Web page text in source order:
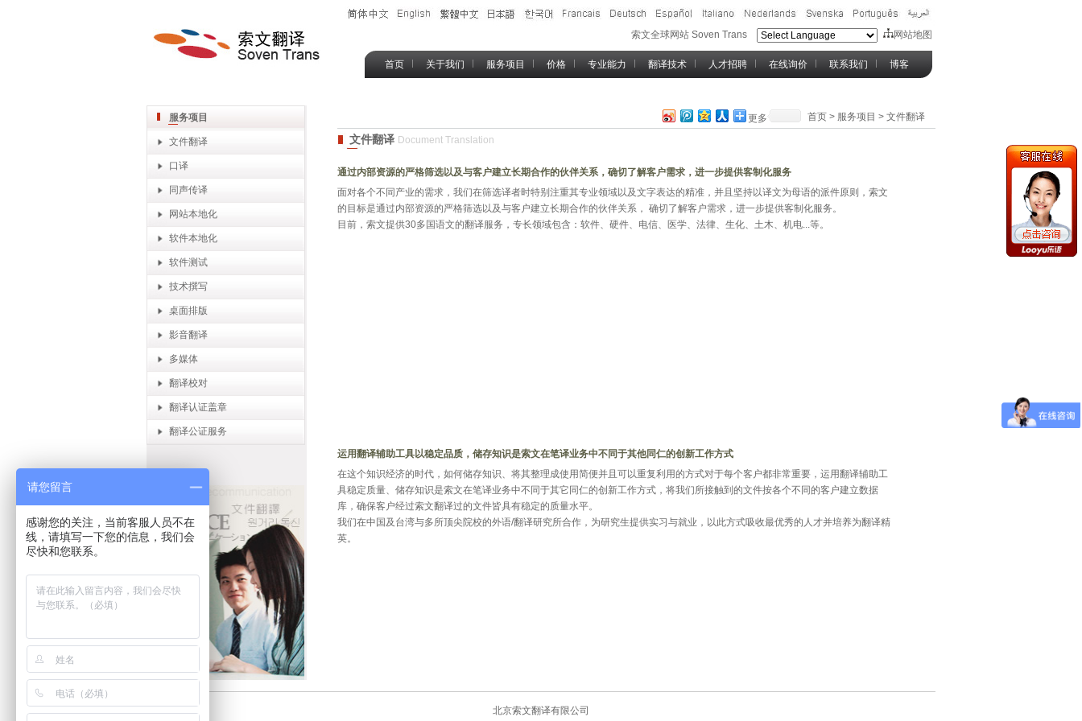
索文全球网站 Soven Trans 网站地图
首页 关于我们 服务项目 价格 专业能力 翻译技术 人才招聘 在线询价 联系我们 博客
服务项目
文件翻译
口译
同声传译
网站本地化
软件本地化
软件测试
技术撰写
桌面排版
影音翻译
多媒体
翻译校对
翻译认证盖章
翻译公证服务
更多 首页 > 服务项目 > 文件翻译
文件翻译 Document Translation
通过内部资源的严格筛选以及与客户建立长期合作的伙伴关系，确切了解客户需求，进一步提供客制化服务
面对各个不同产业的需求，我们在筛选译者时特别注重其专业领域以及文字表达的精准，并且坚持以译文为母语的派件原则，索文
的目标是通过内部资源的严格筛选以及与客户建立长期合作的伙伴关系， 确切了解客户需求，进一步提供客制化服务。
目前，索文提供30多国语文的翻译服务，专长领域包含：软件、硬件、电信、医学、法律、生化、土木、机电...等。
运用翻译辅助工具以稳定品质，储存知识是索文在笔译业务中不同于其他同仁的创新工作方式
在这个知识经济的时代，如何储存知识、将其整理成使用简便并且可以重复利用的方式对于每个客户都非常重要，运用翻译辅助工
具稳定质量、储存知识是索文在笔译业务中不同于其它同仁的创新工作方式，将我们所接触到的文件按各个不同的客户建立数据
库，确保客户经过索文翻译过的文件皆具有稳定的质量水平。
我们在中国及台湾与多所顶尖院校的外语/翻译研究所合作，为研究生提供实习与就业，以此方式吸收最优秀的人才并培养为翻译精
英。
北京索文翻译有限公司
请您留言
感谢您的关注，当前客服人员不在
线，请填写一下您的信息，我们会
尽快和您联系。